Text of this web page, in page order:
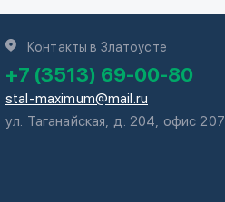
Контакты в Златоусте
+7 (3513) 69-00-80
stal-maximum@mail.ru
ул. Таганайская, д. 204, офис 207